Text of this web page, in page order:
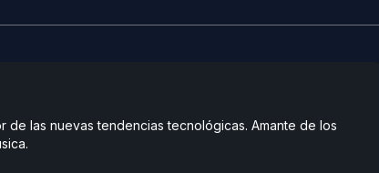
de las nuevas tendencias tecnológicas. Amante de los